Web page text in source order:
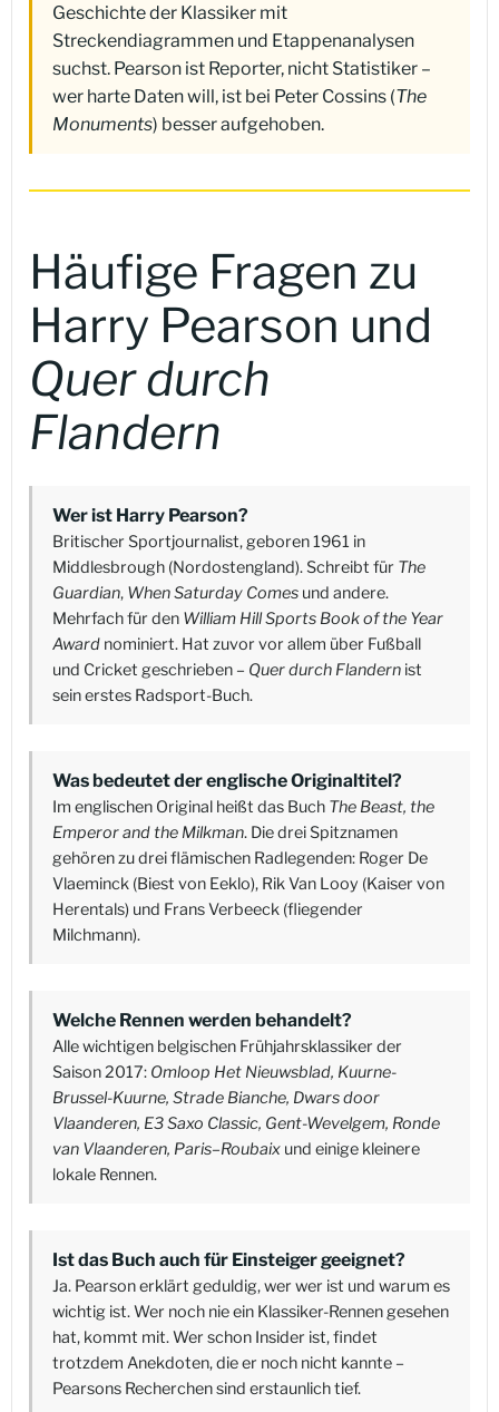
Geschichte der Klassiker mit
Streckendiagrammen und Etappenanalysen
suchst. Pearson ist Reporter, nicht Statistiker –
wer harte Daten will, ist bei Peter Cossins (The
Monuments) besser aufgehoben.
Häufige Fragen zu
Harry Pearson und
Quer durch
Flandern
Wer ist Harry Pearson?
Britischer Sportjournalist, geboren 1961 in
Middlesbrough (Nordostengland). Schreibt für The
Guardian, When Saturday Comes und andere.
Mehrfach für den William Hill Sports Book of the Year
Award nominiert. Hat zuvor vor allem über Fußball
und Cricket geschrieben – Quer durch Flandern ist
sein erstes Radsport-Buch.
Was bedeutet der englische Originaltitel?
Im englischen Original heißt das Buch The Beast, the
Emperor and the Milkman. Die drei Spitznamen
gehören zu drei flämischen Radlegenden: Roger De
Vlaeminck (Biest von Eeklo), Rik Van Looy (Kaiser von
Herentals) und Frans Verbeeck (fliegender
Milchmann).
Welche Rennen werden behandelt?
Alle wichtigen belgischen Frühjahrsklassiker der
Saison 2017: Omloop Het Nieuwsblad, Kuurne-
Brussel-Kuurne, Strade Bianche, Dwars door
Vlaanderen, E3 Saxo Classic, Gent-Wevelgem, Ronde
van Vlaanderen, Paris–Roubaix und einige kleinere
lokale Rennen.
Ist das Buch auch für Einsteiger geeignet?
Ja. Pearson erklärt geduldig, wer wer ist und warum es
wichtig ist. Wer noch nie ein Klassiker-Rennen gesehen
hat, kommt mit. Wer schon Insider ist, findet
trotzdem Anekdoten, die er noch nicht kannte –
Pearsons Recherchen sind erstaunlich tief.